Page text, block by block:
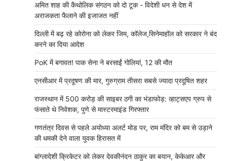
अमित शाह की कैथोलिक संगठन को दो टूक - विदेशी धन से देश में
अराजकता फैलाने की इजाजत नहीं
दिल्ली में बढ़ रहे कोरोना को लेकर जिम, कॉलेज,सिनेमाहॉल को सरकार ने बंद
करने का दिया आदेश
PoK में बगावत! पाक सेना ने बरसाईं गोलियां, 12 की मौत
एनसीआर में प्रदूषण की मार, गुरुग्राम तीसरा सबसे ज्यादा प्रदूषित शहर
राजस्थान में 500 करोड़ की साइबर ठगी का भंडाफोड़: व्हाट्सएप ग्रुप से
फंसाते थे निवेशक, पुणे से मास्टरमाइंड गिरफ्तार
गणतंत्र दिवस से पहले अयोध्या अलर्ट मोड पर, राम मंदिर को बम से उड़ाने
की धमकी देने वाला युवक हिरासत में
बांग्लादेशी क्रिकेटर को लेकर देवकीनंदन ठाकुर का बयान, केकेआर और